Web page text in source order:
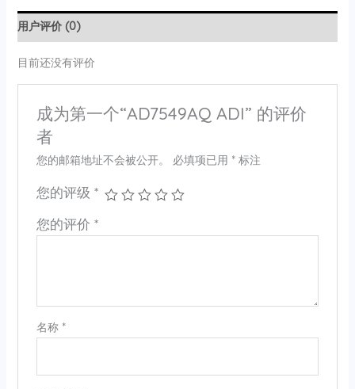
用户评价 (0)
目前还没有评价
成为第一个“AD7549AQ ADI” 的评价
者
您的邮箱地址不会被公开。 必填项已用 *标注
您的评级 *
您的评价 *
名称 *